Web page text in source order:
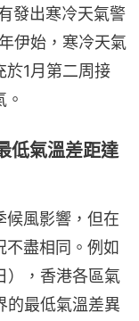
發出寒冷天氣警
伊始，寒冷天氣
於1月第二周接
低氣溫差距達
候風影響，但在
盡相同。例如
），香港各區氣
的最低氣溫差異